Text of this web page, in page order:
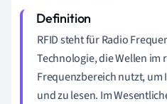
RFID steht für Radio
Technologie, die Wellen im
Frequenzbereich nutzt,
und zu lesen. Im